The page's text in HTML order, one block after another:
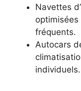
Navettes
fréquents.
Autocars
individuels.